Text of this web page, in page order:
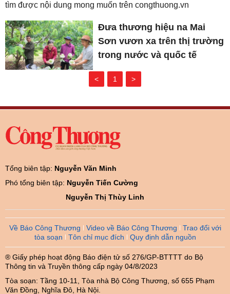
tìm được nội dung mong muốn trên congthuong.vn
Đưa thương hiệu na Mai
Sơn vươn xa trên thị trường
trong nước và quốc tế
< 1 >
Tổng biên tập: Nguyễn Văn Minh
Phó tổng biên tập: Nguyễn Tiến Cường
Nguyễn Thị Thùy Linh
Về Báo Công Thương Video về Báo Công Thương
Trao đổi với
tòa soạn
Tôn chỉ mục đích Quy định dẫn nguồn
® Giấy phép hoạt động Báo điện tử số 276/GP-BTTTT do Bộ
Thông tin và Truyền thông cấp ngày 04/8/2023
Tòa soạn: Tầng 10-11, Tòa nhà Bộ Công Thương, số 655 Phạm
Văn Đồng, Nghĩa Đô, Hà Nội.